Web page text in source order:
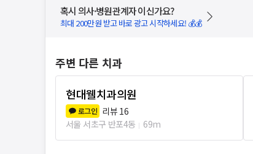
혹시 의사·병원관계자 이신가요?
최대 200만원 받고 바로 광고 시작하세요! 💰💰
주변 다른 치과
현대웰치과의원
로그인 리뷰 16
서울 서초구 반포4동
69m